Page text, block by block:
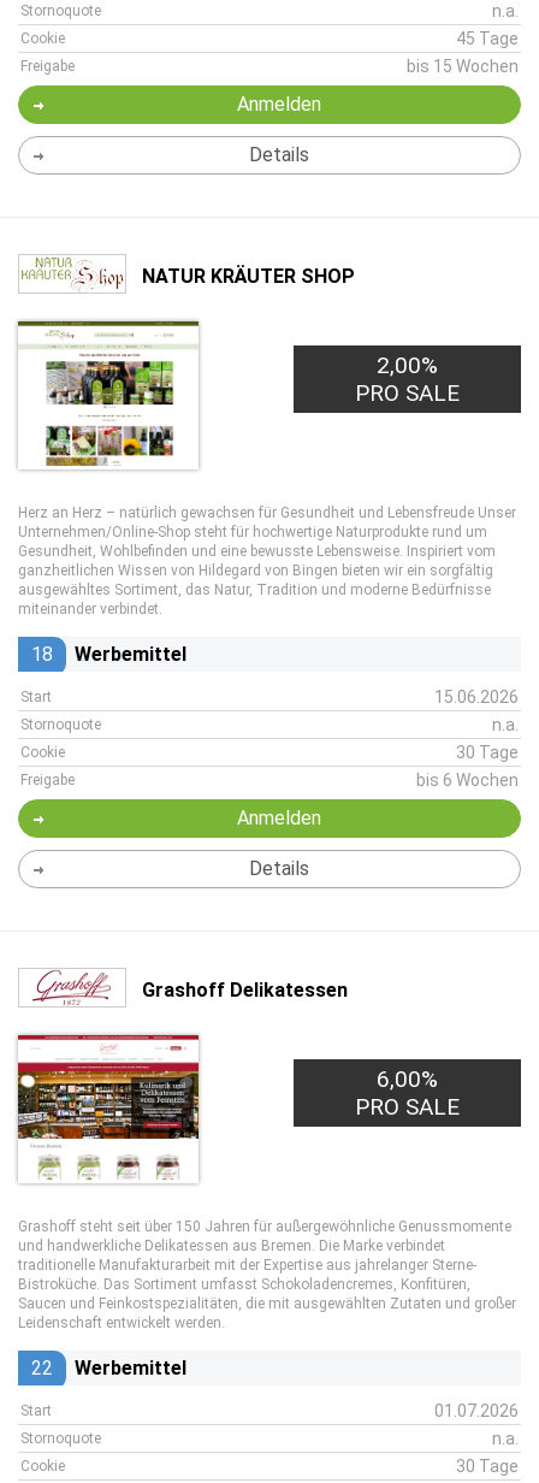
Stornoquote n.a.
Cookie 45 Tage
Freigabe bis 15 Wochen
Anmelden
Details
NATUR KRÄUTER SHOP
2,00%
PRO SALE
Herz an Herz – natürlich gewachsen für Gesundheit und Lebensfreude Unser
Unternehmen/Online-Shop steht für hochwertige Naturprodukte rund um
Gesundheit, Wohlbefinden und eine bewusste Lebensweise. Inspiriert vom
ganzheitlichen Wissen von Hildegard von Bingen bieten wir ein sorgfältig
ausgewähltes Sortiment, das Natur, Tradition und moderne Bedürfnisse
miteinander verbindet.
18 Werbemittel
Start 15.06.2026
Stornoquote n.a.
Cookie 30 Tage
Freigabe bis 6 Wochen
Anmelden
Details
Grashoff Delikatessen
6,00%
PRO SALE
Grashoff steht seit über 150 Jahren für außergewöhnliche Genussmomente
und handwerkliche Delikatessen aus Bremen. Die Marke verbindet
traditionelle Manufakturarbeit mit der Expertise aus jahrelanger Sterne-
Bistroküche. Das Sortiment umfasst Schokoladencremes, Konfitüren,
Saucen und Feinkostspezialitäten, die mit ausgewählten Zutaten und großer
Leidenschaft entwickelt werden.
22 Werbemittel
Start 01.07.2026
Stornoquote n.a.
Cookie 30 Tage